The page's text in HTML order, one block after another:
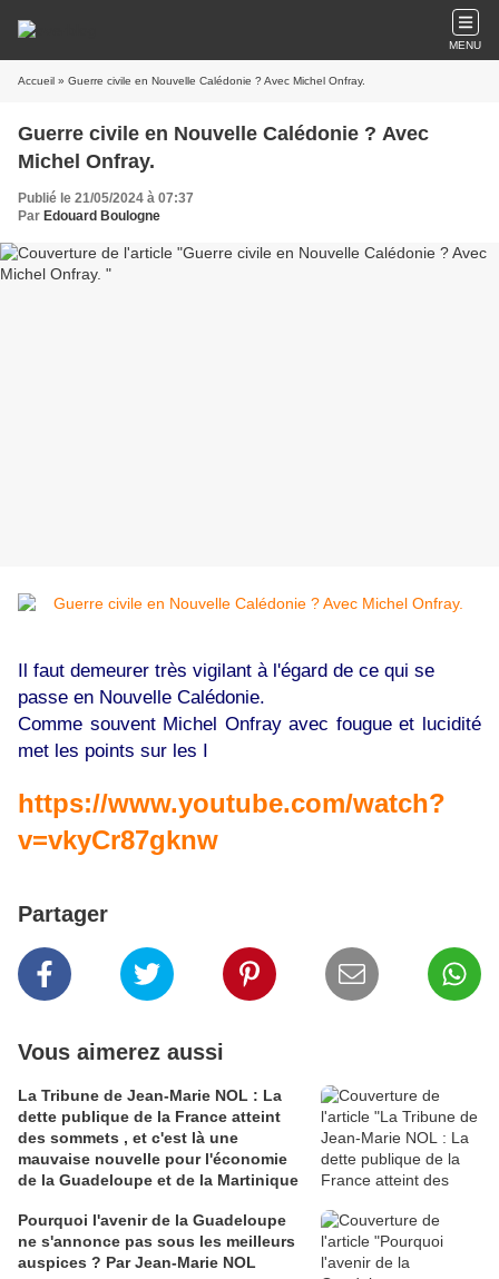
MENU
Accueil » Guerre civile en Nouvelle Calédonie ? Avec Michel Onfray.
Guerre civile en Nouvelle Calédonie ? Avec
Michel Onfray.
Publié le 21/05/2024 à 07:37
Par Edouard Boulogne
Il faut demeurer très vigilant à l'égard de ce qui se
passe en Nouvelle Calédonie.
Comme souvent Michel Onfray avec fougue et lucidité
met les points sur les I
https://www.youtube.com/watch?
v=vkyCr87gknw
Partager
Vous aimerez aussi
La Tribune de Jean-Marie NOL : La
dette publique de la France atteint
des sommets , et c'est là une
mauvaise nouvelle pour l'économie
de la Guadeloupe et de la Martinique
Pourquoi l'avenir de la Guadeloupe
ne s'annonce pas sous les meilleurs
auspices ? Par Jean-Marie NOL